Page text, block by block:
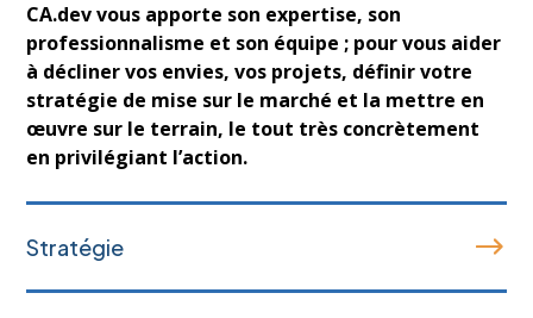
CA.dev vous apporte son expertise, son
professionnalisme et son équipe ; pour vous aider
à décliner vos envies, vos projets, définir votre
stratégie de mise sur le marché et la mettre en
œuvre sur le terrain, le tout très concrètement
en privilégiant l’action.
Stratégie